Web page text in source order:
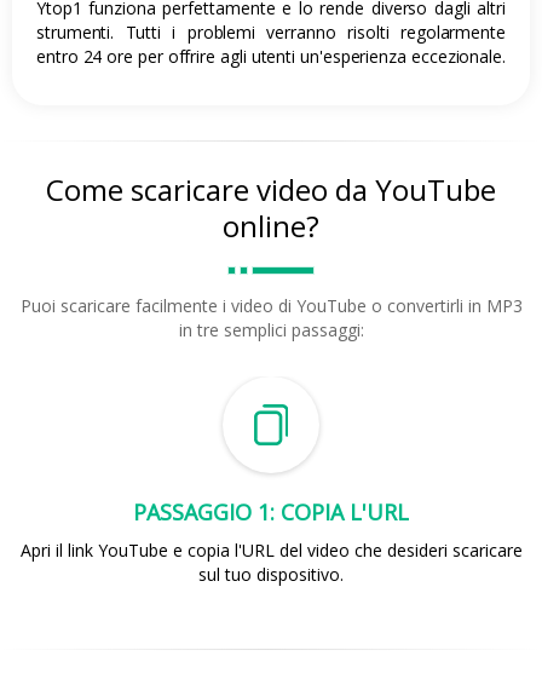
Ytop1 funziona perfettamente e lo rende diverso dagli altri
strumenti. Tutti i problemi verranno risolti regolarmente
entro 24 ore per offrire agli utenti un'esperienza eccezionale.
Come scaricare video da YouTube
online?
Puoi scaricare facilmente i video di YouTube o convertirli in MP3
in tre semplici passaggi:
PASSAGGIO 1: COPIA L'URL
Apri il link YouTube e copia l'URL del video che desideri scaricare
sul tuo dispositivo.